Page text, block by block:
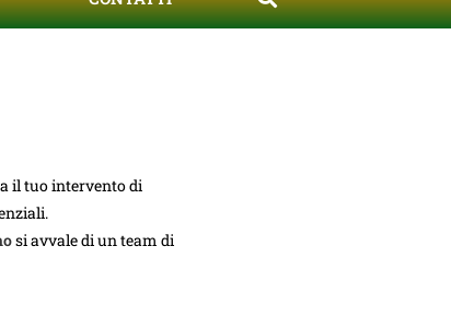
il tuo intervento di
si avvale di un team di